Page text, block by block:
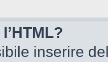
inserire